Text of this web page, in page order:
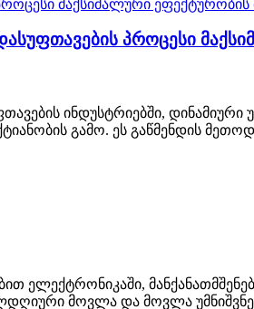
პროცესი
ინდუსტრიებში,
გამო. ეს გაწმენდის
ელექტრონიკაში,
მოვლა და მოვლა